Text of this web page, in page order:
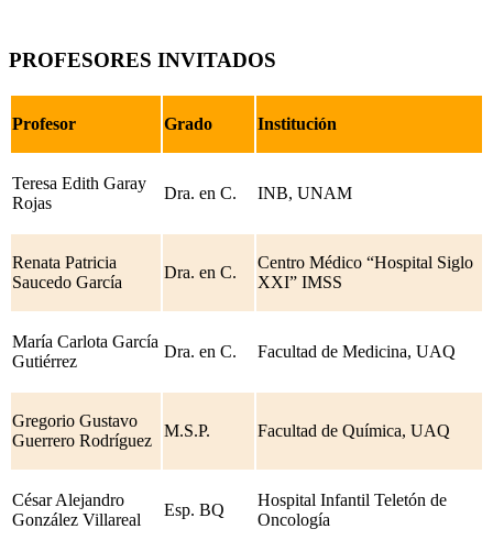
PROFESORES INVITADOS
Profesor Grado Institución
Teresa Edith Garay
Rojas
Dra. en C. INB, UNAM
Renata Patricia
Saucedo García
Dra. en C.
Centro Médico “Hospital Siglo
XXI” IMSS
María Carlota García
Gutiérrez
Dra. en C. Facultad de Medicina, UAQ
Gregorio Gustavo
Guerrero Rodríguez
M.S.P. Facultad de Química, UAQ
César Alejandro
González Villareal
Esp. BQ
Hospital Infantil Teletón de
Oncología